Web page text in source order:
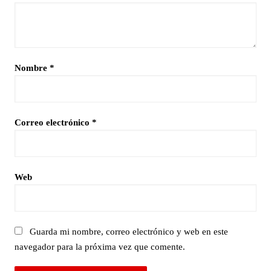
Nombre *
Correo electrónico *
Web
Guarda mi nombre, correo electrónico y web en este
navegador para la próxima vez que comente.